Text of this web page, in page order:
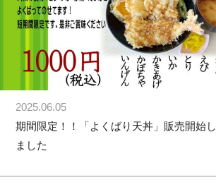
2025.06.05
期間限定！！「よくばり天丼」販売開始し
ました